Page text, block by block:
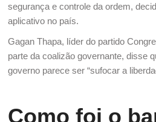
segurança e controle da ordem,
aplicativo no país.
Gagan Thapa, líder do partido
parte da coalizão governante, disse
governo parece ser “sufocar a
Como foi o